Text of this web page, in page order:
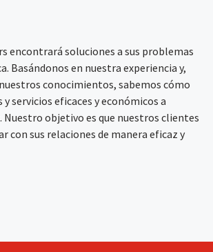
encontrará soluciones a sus problemas
Basándonos en nuestra experiencia y,
conocimientos, sabemos cómo
servicios eficaces y económicos a
Nuestro objetivo es que nuestros clientes
con sus relaciones de manera eficaz y